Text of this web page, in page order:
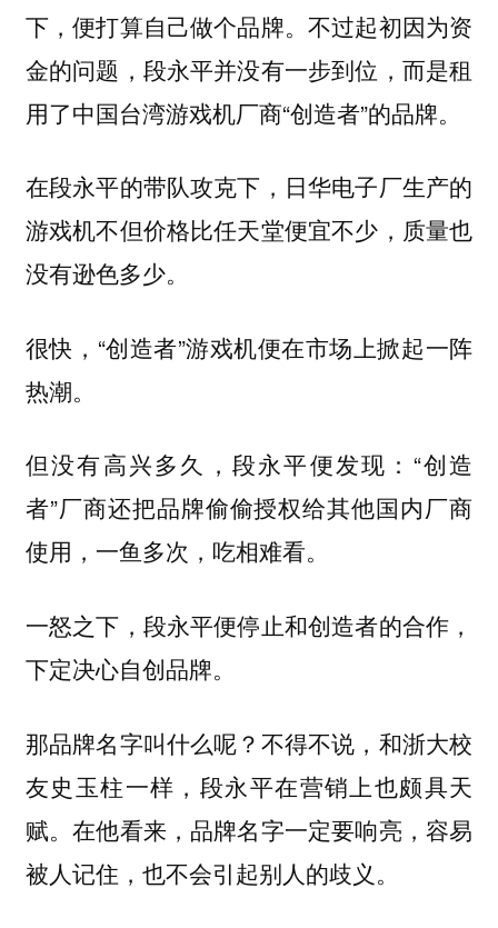
下，便打算自己做个品牌。不过起初因为资
金的问题，段永平并没有一步到位，而是租
用了中国台湾游戏机厂商“创造者”的品牌。
在段永平的带队攻克下，日华电子厂生产的
游戏机不但价格比任天堂便宜不少，质量也
没有逊色多少。
很快，“创造者”游戏机便在市场上掀起一阵
热潮。
但没有高兴多久，段永平便发现：“创造
者”厂商还把品牌偷偷授权给其他国内厂商
使用，一鱼多次，吃相难看。
一怒之下，段永平便停止和创造者的合作，
下定决心自创品牌。
那品牌名字叫什么呢？不得不说，和浙大校
友史玉柱一样，段永平在营销上也颇具天
赋。在他看来，品牌名字一定要响亮，容易
被人记住，也不会引起别人的歧义。